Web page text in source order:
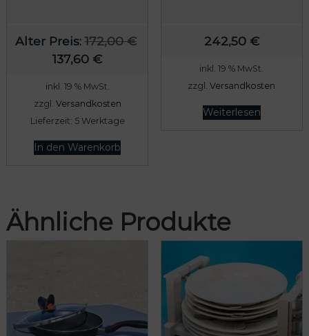
Alter Preis: 172,00€
U
s
p
ü
i
P
r
137,60 €A
t
u
l
P
s
inkl. 19 % MwSt.
zzgl. Versandkosten
Lieferzeit: 5 Werktage
In den Warenkorb
242,50 €
inkl. 19 % MwSt.
zzgl.Versandkosten
Weiterlesen
Ähnliche Produkte